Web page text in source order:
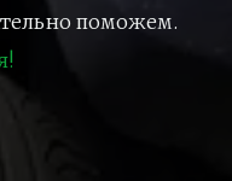
поможем.